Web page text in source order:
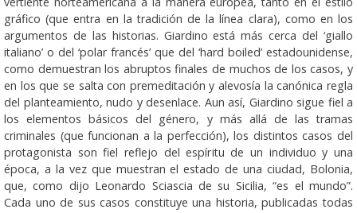
gráfico (que entra en la tradición de la línea clara), como en los
argumentos de las historias. Giardino está más cerca del ‘giallo
italiano’ o del ‘polar francés’ que del ‘hard boiled’ estadounidense,
como demuestran los abruptos finales de muchos de los casos, y
en los que se salta con premeditación y alevosía la canónica regla
del planteamiento, nudo y desenlace. Aun así, Giardino sigue fiel a
los elementos básicos del género, y más allá de las tramas
criminales (que funcionan a la perfección), los distintos casos del
protagonista son fiel reflejo del espíritu de un individuo y una
época, a la vez que muestran el estado de una ciudad, Bolonia,
que, como dijo Leonardo Sciascia de su Sicilia, “es el mundo”.
Cada uno de sus casos constituye una historia, publicadas todas